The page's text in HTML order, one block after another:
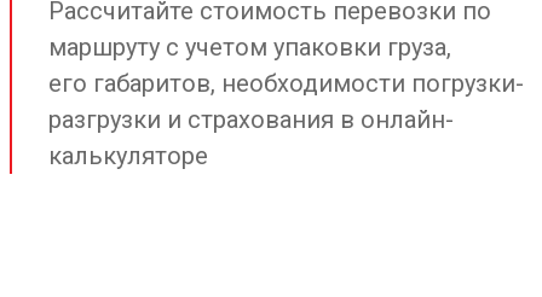
Рассчитайте стоимость перевозки по
маршруту с учетом упаковки груза,
его габаритов, необходимости погрузки-
разгрузки и страхования в онлайн-
калькуляторе